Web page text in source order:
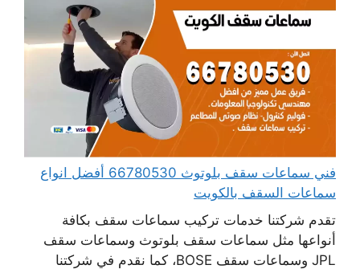
فني سماعات سقف بلوتوث 66780530 أفضل انواع
سماعات السقف بالكويت
تقدم شركتنا خدمات تركيب سماعات سقف بكافة
أنواعها مثل سماعات سقف بلوتوث وسماعات سقف
JPL وسماعات سقف BOSE، كما نقدم في شركتنا